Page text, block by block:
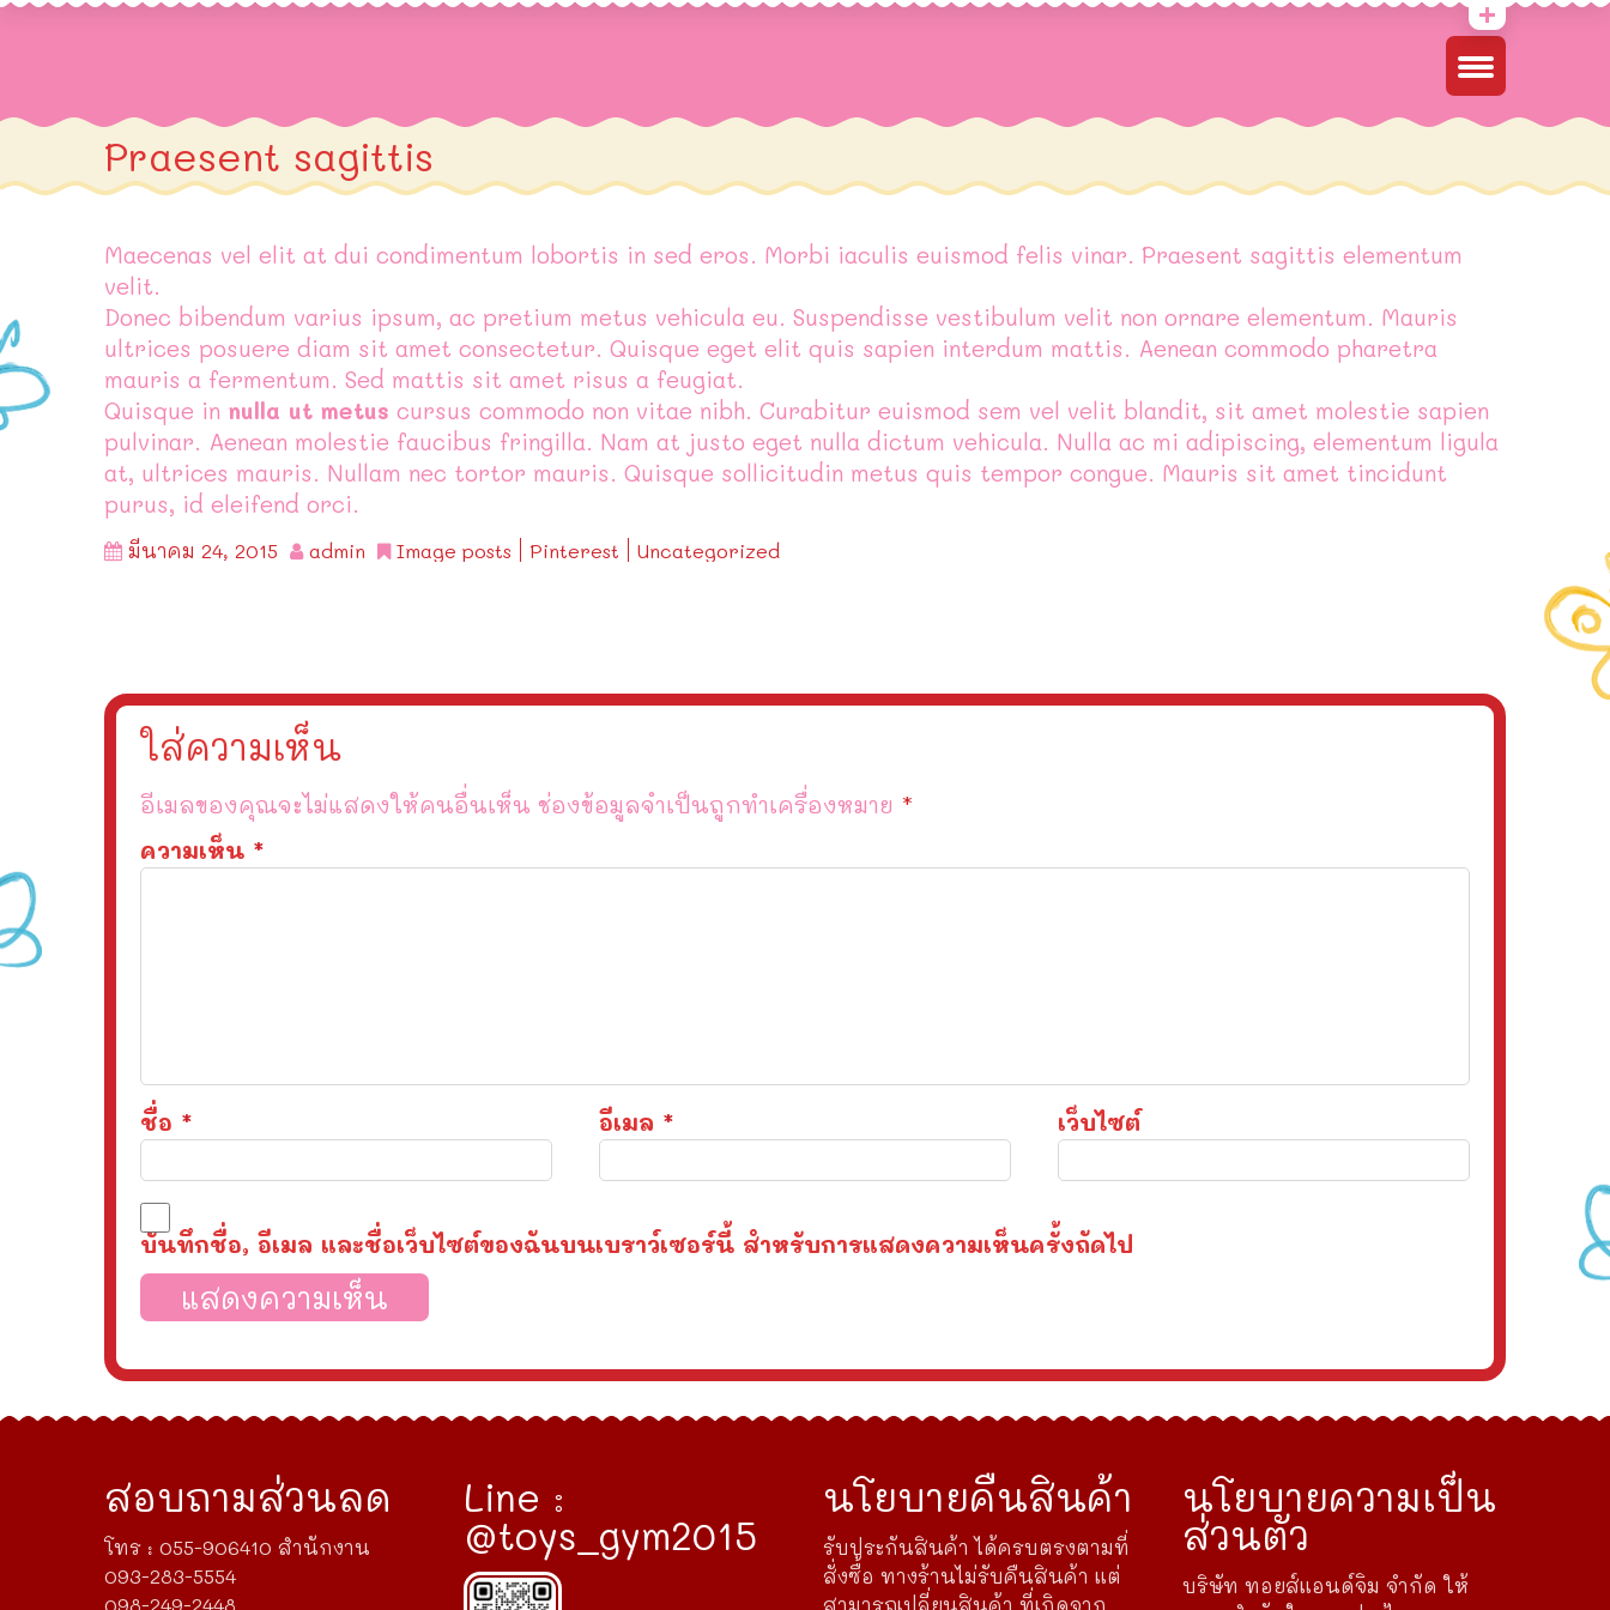
Praesent sagittis
Maecenas vel elit at dui condimentum lobortis in sed eros. Morbi iaculis euismod felis vinar. Praesent sagittis elementum
velit.
Donec bibendum varius ipsum, ac pretium metus vehicula eu. Suspendisse vestibulum velit non ornare elementum. Mauris
ultrices posuere diam sit amet consectetur. Quisque eget elit quis sapien interdum mattis. Aenean commodo pharetra
mauris a fermentum. Sed mattis sit amet risus a feugiat.
Quisque in nulla ut metus cursus commodo non vitae nibh. Curabitur euismod sem vel velit blandit, sit amet molestie sapien
pulvinar. Aenean molestie faucibus fringilla. Nam at justo eget nulla dictum vehicula. Nulla ac mi adipiscing, elementum ligula
at, ultrices mauris. Nullam nec tortor mauris. Quisque sollicitudin metus quis tempor congue. Mauris sit amet tincidunt
purus, id eleifend orci.
มีนาคม 24, 2015 admin Image posts Pinterest Uncategorized
ใส่ความเห็น
อีเมลของคุณจะไม่แสดงให้คนอื่นเห็น ช่องข้อมูลจำเป็นถูกทำเครื่องหมาย *
ความเห็น *
ชื่อ * อีเมล * เว็บไซต์
บันทึกชื่อ, อีเมล และชื่อเว็บไซต์ของฉันบนเบราว์เซอร์นี้ สำหรับการแสดงความเห็นครั้งถัดไป
สอบถามส่วนลด
โทร : 055-906410 สำนักงาน
093-283-5554
098-249-2448
Line :
@toys_gym2015
นโยบายคืนสินค้า
รับประกันสินค้า ได้ครบตรงตามที่
สั่งซื้อ ทางร้านไม่รับคืนสินค้า แต่
สามารถเปลี่ยนสินค้า ที่เกิดจาก
นโยบายความเป็น
ส่วนตัว
บริษัท ทอยส์แอนด์จิม จำกัด ให้